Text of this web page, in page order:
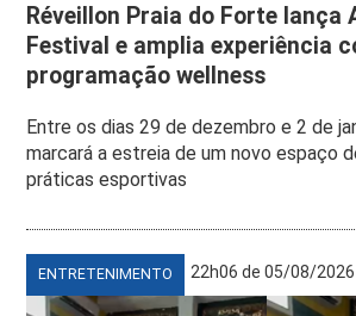
Réveillon Praia do Forte lança
Festival e amplia experiência
programação wellness
Entre os dias 29 de dezembro e 2 de
marcará a estreia de um novo espaço
práticas esportivas
ENTRETENIMENTO 22h06 de 05/08/2026